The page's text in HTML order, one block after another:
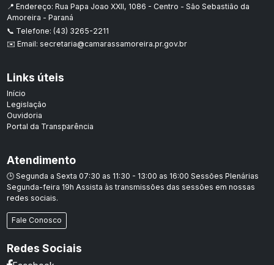
📍 Endereço: Rua Papa Joao XXII, 1086 - Centro - São Sebastião da
Amoreira - Paraná
📞 Telefone: (43) 3265-2211
✉️ Email: secretaria@camarassamoreira.pr.gov.br
Links úteis
Início
Legislação
Ouvidoria
Portal da Transparência
Atendimento
🕒 Segunda a Sexta 07:30 as 11:30 - 13:00 as 16:00 Sessões Plenárias
Segunda-feira 19h Assista às transmissões das sessões em nossas
redes sociais.
Fale Conosco
Redes Sociais